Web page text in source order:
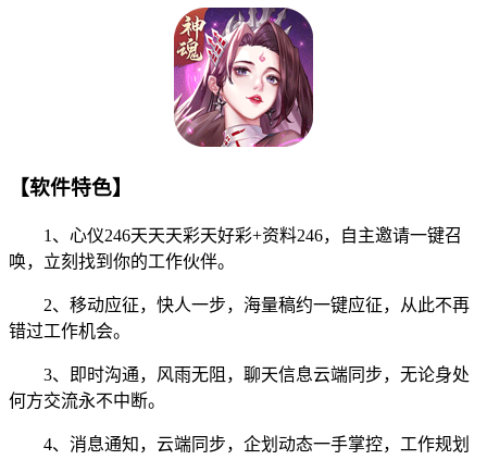
【软件特色】
1、心仪246天天天彩天好彩+资料246，自主邀请一键召
唤，立刻找到你的工作伙伴。
2、移动应征，快人一步，海量稿约一键应征，从此不再
错过工作机会。
3、即时沟通，风雨无阻，聊天信息云端同步，无论身处
何方交流永不中断。
4、消息通知，云端同步，企划动态一手掌控，工作规划